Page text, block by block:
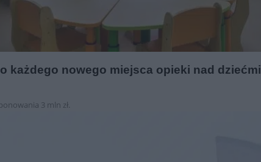
każdego nowego miejsca opieki nad dziećmi
3 mln zł.